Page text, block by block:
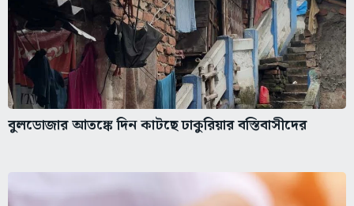
বুলডোজার আতঙ্কে দিন কাটছে ঢাকুরিয়ার বস্তিবাসীদের